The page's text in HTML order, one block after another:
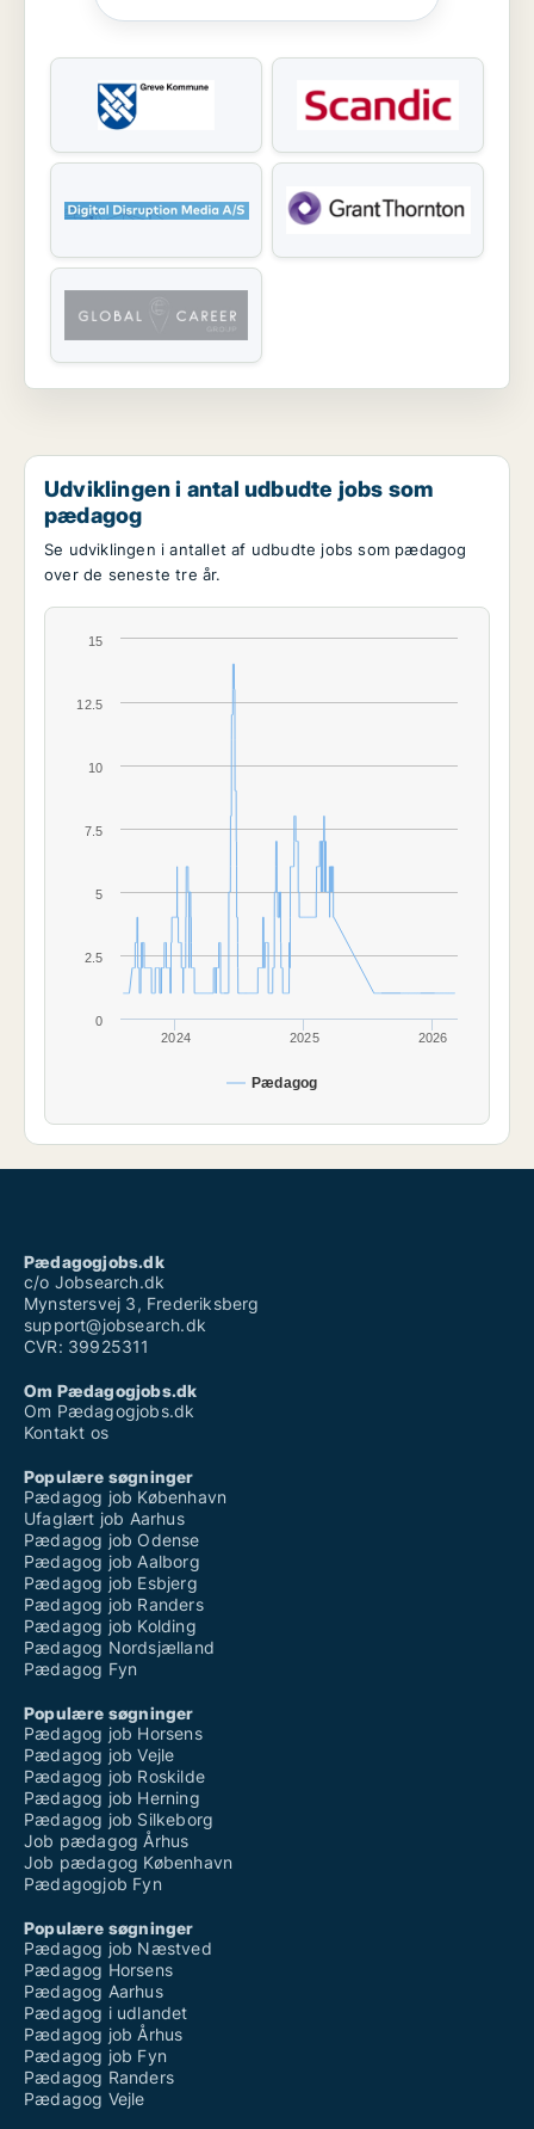
Udviklingen i antal udbudte jobs som
pædagog
Se udviklingen i antallet af udbudte jobs som pædagog
over de seneste tre år.
Pædagog
2024 2025 2026
0
2.5
5
7.5
10
12.5
15
Pædagogjobs.dk
c/o Jobsearch.dk
Mynstersvej 3, Frederiksberg
support@jobsearch.dk
CVR: 39925311
Om Pædagogjobs.dk
Om Pædagogjobs.dk
Kontakt os
Populære søgninger
Pædagog job København
Ufaglært job Aarhus
Pædagog job Odense
Pædagog job Aalborg
Pædagog job Esbjerg
Pædagog job Randers
Pædagog job Kolding
Pædagog Nordsjælland
Pædagog Fyn
Populære søgninger
Pædagog job Horsens
Pædagog job Vejle
Pædagog job Roskilde
Pædagog job Herning
Pædagog job Silkeborg
Job pædagog Århus
Job pædagog København
Pædagogjob Fyn
Populære søgninger
Pædagog job Næstved
Pædagog Horsens
Pædagog Aarhus
Pædagog i udlandet
Pædagog job Århus
Pædagog job Fyn
Pædagog Randers
Pædagog Vejle